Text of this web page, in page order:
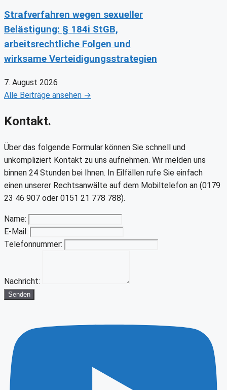
Strafverfahren wegen sexueller
Belästigung: § 184i StGB,
arbeitsrechtliche Folgen und
wirksame Verteidigungsstrategien
7. August 2026
Alle Beiträge ansehen →
Kontakt.
Über das folgende Formular können Sie schnell und
unkompliziert Kontakt zu uns aufnehmen. Wir melden uns
binnen 24 Stunden bei Ihnen. In Eilfällen rufe Sie einfach
einen unserer Rechtsanwälte auf dem Mobiltelefon an (0179
23 46 907 oder 0151 21 778 788).
Name:
E-Mail:
Telefonnummer:
Nachricht:
Senden